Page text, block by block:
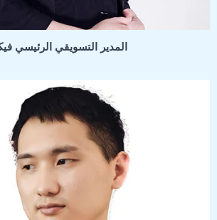
المدير التسويقي الرئيسي